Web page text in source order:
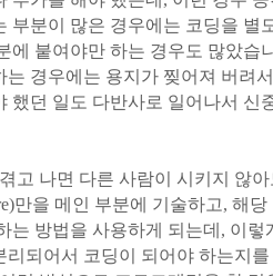
부분이 많은 경우에는 코딩을 별
에 붙여야만 하는 경우도 많았습
는 경우에는 용지가 찢어져 버려
했던 일도 다반사로 일어나서 신
고 나면 다른 사람이 시키지 않아
만을 메인 부분에 기술하고, 해
는 방법을 사용하게 되는데, 이렇
리되어서 코딩이 되어야 하는지